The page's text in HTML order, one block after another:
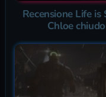
Recensione Life
Chloe